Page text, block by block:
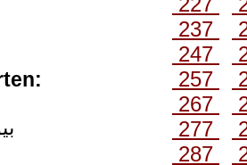
237
247
257
267
277
287